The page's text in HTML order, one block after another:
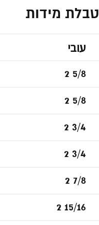
טבלת מידות
עובי
2 5/8
2 5/8
2 3/4
2 3/4
2 7/8
2 15/16